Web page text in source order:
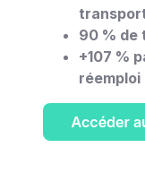
90 % de
+107 %
réemploi